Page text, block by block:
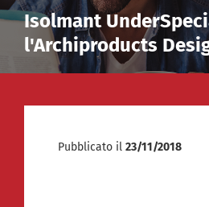
Isolmant
l'Archiproducts
Pubblicato il23/11/2018